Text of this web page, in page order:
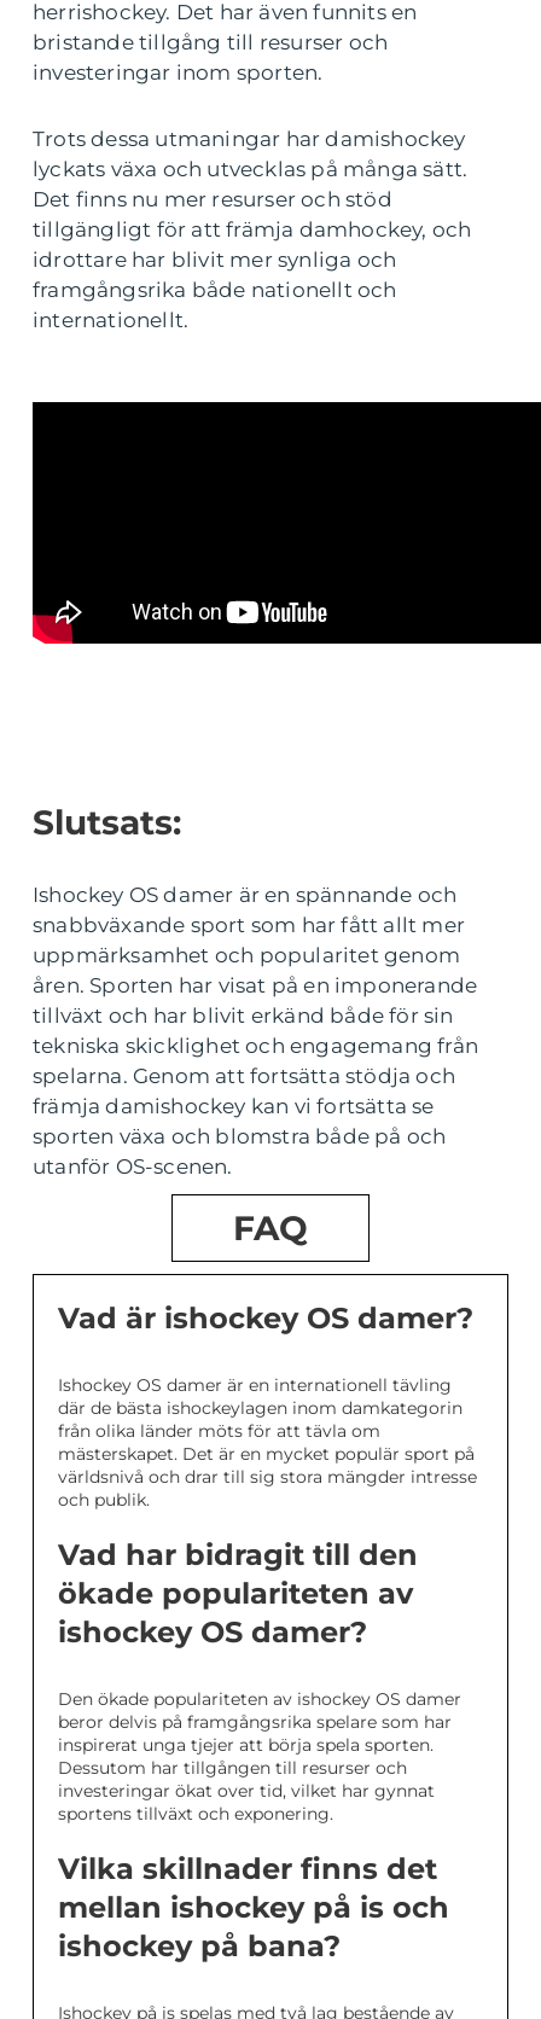
herrishockey. Det har även funnits en
bristande tillgång till resurser och
investeringar inom sporten.
Trots dessa utmaningar har damishockey
lyckats växa och utvecklas på många sätt.
Det finns nu mer resurser och stöd
tillgängligt för att främja damhockey, och
idrottare har blivit mer synliga och
framgångsrika både nationellt och
internationellt.
Slutsats:
Ishockey OS damer är en spännande och
snabbväxande sport som har fått allt mer
uppmärksamhet och popularitet genom
åren. Sporten har visat på en imponerande
tillväxt och har blivit erkänd både för sin
tekniska skicklighet och engagemang från
spelarna. Genom att fortsätta stödja och
främja damishockey kan vi fortsätta se
sporten växa och blomstra både på och
utanför OS-scenen.
FAQ
Vad är ishockey OS damer?
Ishockey OS damer är en internationell tävling
där de bästa ishockeylagen inom damkategorin
från olika länder möts för att tävla om
mästerskapet. Det är en mycket populär sport på
världsnivå och drar till sig stora mängder intresse
och publik.
Vad har bidragit till den
ökade populariteten av
ishockey OS damer?
Den ökade populariteten av ishockey OS damer
beror delvis på framgångsrika spelare som har
inspirerat unga tjejer att börja spela sporten.
Dessutom har tillgången till resurser och
investeringar ökat over tid, vilket har gynnat
sportens tillväxt och exponering.
Vilka skillnader finns det
mellan ishockey på is och
ishockey på bana?
Ishockey på is spelas med två lag bestående av